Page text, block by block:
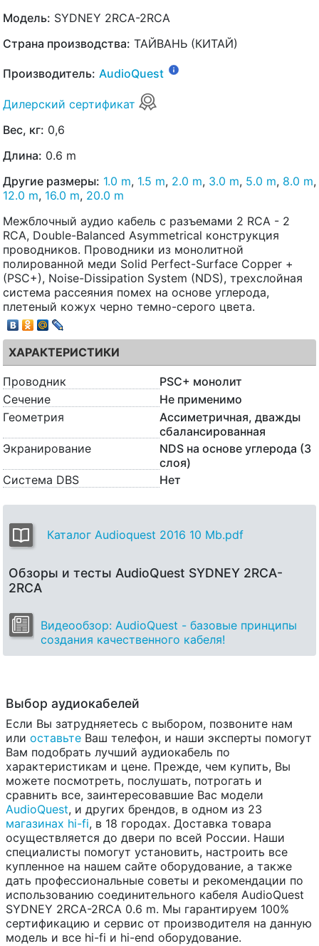
Модель: SYDNEY 2RCA-2RCA
Страна производства: ТАЙВАНЬ (КИТАЙ)
Производитель: AudioQuest
Дилерский сертификат
Вес, кг: 0,6
Длина: 0.6 m
Другие размеры: 1.0 m, 1.5 m, 2.0 m, 3.0 m, 5.0 m, 8.0 m,
12.0 m, 16.0 m, 20.0 m
Межблочный аудио кабель с разъемами 2 RCA - 2
RCA, Double-Balanced Asymmetrical конструкция
проводников. Проводники из монолитной
полированной меди Solid Perfect-Surface Copper +
(PSC+), Noise-Dissipation System (NDS), трехслойная
система рассеяния помех на основе углерода,
плетеный кожух черно темно-серого цвета.
ХАРАКТЕРИСТИКИ
Проводник
PSC+ монолит
Сечение
Не применимо
Геометрия
Ассиметричная, дважды
сбалансированная
Экранирование
NDS на основе углерода (3
слоя)
Система DBS
Нет
Каталог Audioquest 2016 10 Mb.pdf
Обзоры и тесты AudioQuest SYDNEY 2RCA-
2RCA
Видеообзор: AudioQuest - базовые принципы
создания качественного кабеля!
Выбор аудиокабелей
Если Вы затрудняетесь с выбором, позвоните нам
или оставьте Ваш телефон, и наши эксперты помогут
Вам подобрать лучший аудиокабель по
характеристикам и цене. Прежде, чем купить, Вы
можете посмотреть, послушать, потрогать и
сравнить все, заинтересовавшие Вас модели
AudioQuest, и других брендов, в одном из 23
магазинах hi-fi, в 18 городах. Доставка товара
осуществляется до двери по всей России. Наши
специалисты помогут установить, настроить все
купленное на нашем сайте оборудование, а также
дать профессиональные советы и рекомендации по
использованию соединительного кабеля AudioQuest
SYDNEY 2RCA-2RCA 0.6 m. Мы гарантируем 100%
сертификацию и сервис от производителя на данную
модель и все hi-fi и hi-end оборудование.